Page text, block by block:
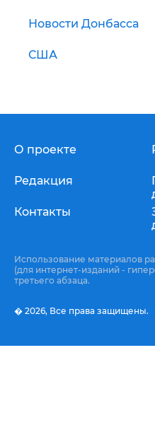
Новости Донбасса
США
О проекте
Редакция
Контакты
Использование материалов
(для интернет-изданий -
третьего абзаца.
� 2026, Все права защищены.